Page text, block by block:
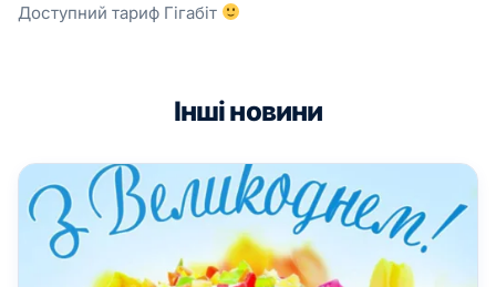
Доступний тариф Гігабіт
Інші новини